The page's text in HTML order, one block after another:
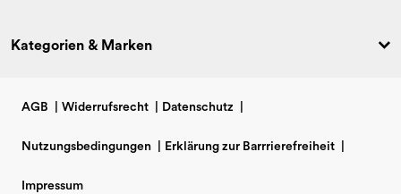
Kategorien & Marken
AGB Widerrufsrecht Datenschutz
Nutzungsbedingungen Erklärung zur Barrrierefreiheit
Impressum